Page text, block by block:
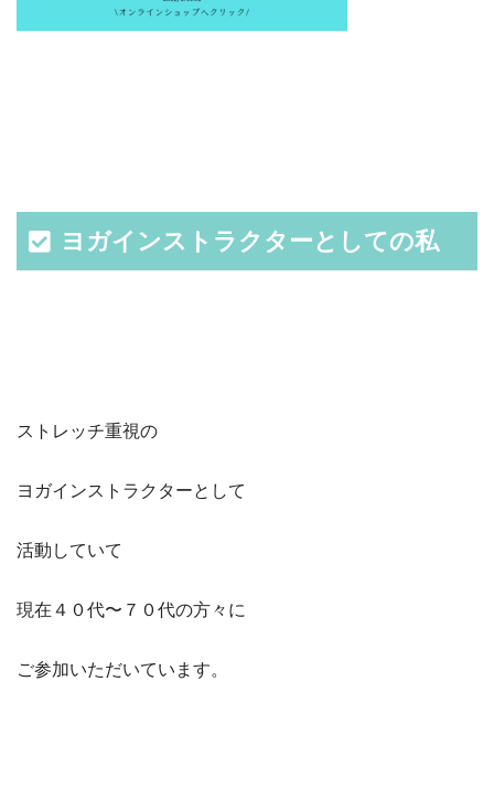
ヨガインストラクターとしての私
ストレッチ重視の
ヨガインストラクターとして
活動していて
現在４０代〜７０代の方々に
ご参加いただいています。